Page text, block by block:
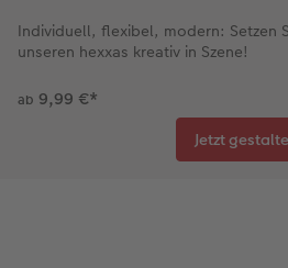
Individuell, flexibel, modern: Setzen
unseren hexxas kreativ in Szene!
ab 9,99 €*
Jetzt